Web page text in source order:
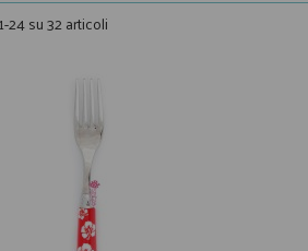
24 su 32 articoli